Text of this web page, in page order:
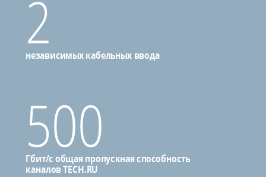
2
независимых кабельных ввода
500
Гбит/с общая пропускная способность
каналов TECH.RU